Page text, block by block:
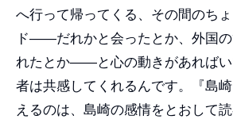
へ行って帰ってくる、その間のち
ド――だれかと会ったとか、外国
れたとか――と心の動きがあれば
者は共感してくれるんです。『島
えるのは、島崎の感情をとおして